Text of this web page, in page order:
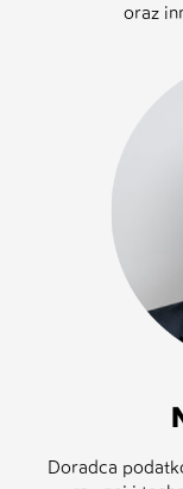
Doradca
oraz